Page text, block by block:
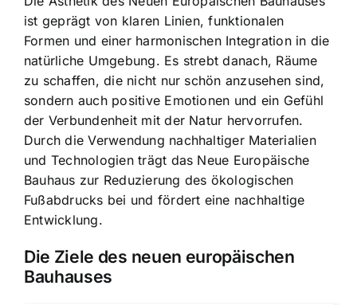
ist geprägt von klaren Linien, funktionalen
Formen und einer harmonischen Integration in die
natürliche Umgebung. Es strebt danach, Räume
zu schaffen, die nicht nur schön anzusehen sind,
sondern auch positive Emotionen und ein Gefühl
der Verbundenheit mit der Natur hervorrufen.
Durch die Verwendung nachhaltiger Materialien
und Technologien trägt das Neue Europäische
Bauhaus zur Reduzierung des ökologischen
Fußabdrucks bei und fördert eine nachhaltige
Entwicklung.
Die Ziele des neuen europäischen
Bauhauses